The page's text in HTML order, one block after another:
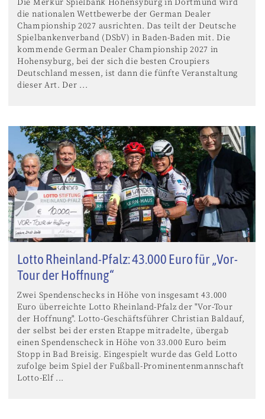
Die Merkur Spielbank Hohensyburg in Dortmund wird
die nationalen Wettbewerbe der German Dealer
Championship 2027 ausrichten. Das teilt der Deutsche
Spielbankenverband (DSbV) in Baden-Baden mit. Die
kommende German Dealer Championship 2027 in
Hohensyburg, bei der sich die besten Croupiers
Deutschland messen, ist dann die fünfte Veranstaltung
dieser Art. Der ...
Lotto Rheinland-Pfalz: 43.000 Euro für „Vor-
Tour der Hoffnung“
Zwei Spendenschecks in Höhe von insgesamt 43.000
Euro überreichte Lotto Rheinland-Pfalz der "Vor-Tour
der Hoffnung". Lotto-Geschäftsführer Christian Baldauf,
der selbst bei der ersten Etappe mitradelte, übergab
einen Spendenscheck in Höhe von 33.000 Euro beim
Stopp in Bad Breisig. Eingespielt wurde das Geld Lotto
zufolge beim Spiel der Fußball-Prominentenmannschaft
Lotto-Elf ...